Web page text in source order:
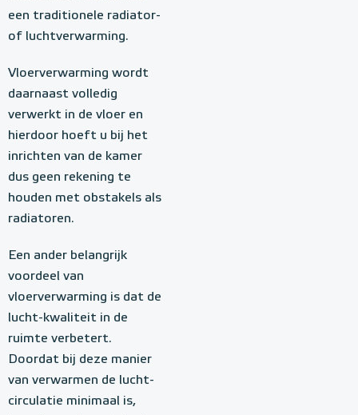
een traditionele radiator-
of luchtverwarming.
Vloerverwarming wordt
daarnaast volledig
verwerkt in de vloer en
hierdoor hoeft u bij het
inrichten van de kamer
dus geen rekening te
houden met obstakels als
radiatoren.
Een ander belangrijk
voordeel van
vloerverwarming is dat de
lucht-kwaliteit in de
ruimte verbetert.
Doordat bij deze manier
van verwarmen de lucht-
circulatie minimaal is,